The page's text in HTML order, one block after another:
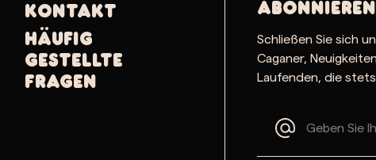
Kontakt
Häufig
gestellte
Fragen
Schließen Sie sich
Caganer,
Laufenden, die